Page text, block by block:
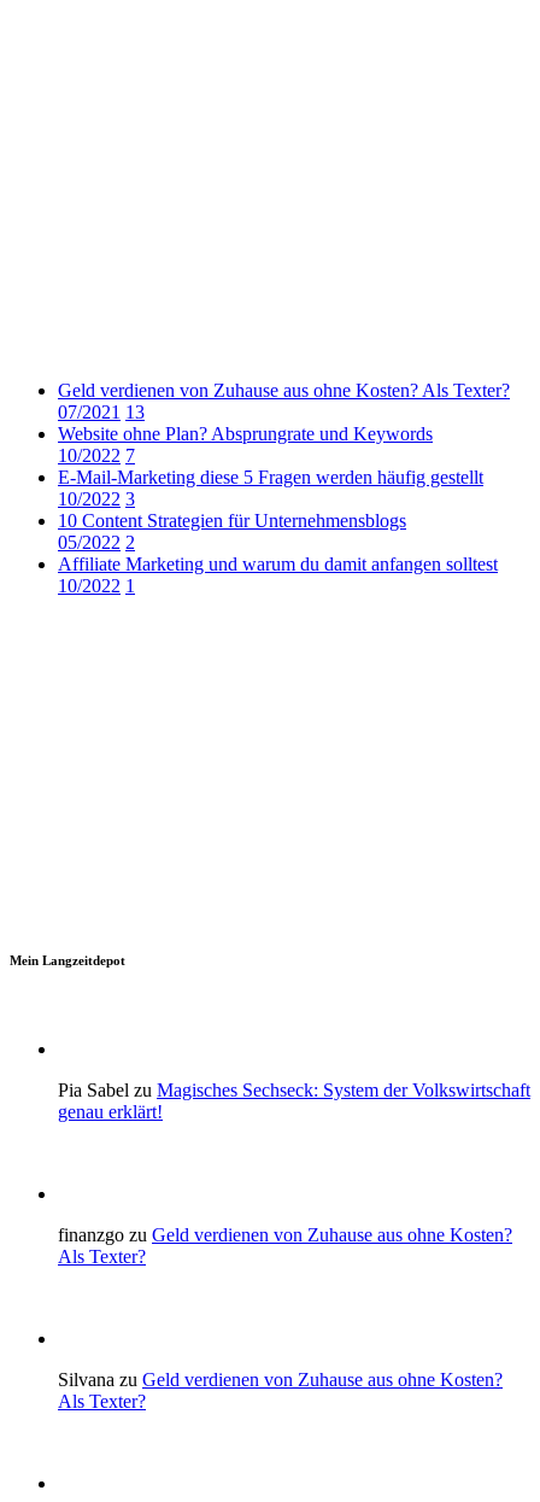
Geld verdienen von Zuhause aus ohne Kosten? Als Texter?
07/2021 13
Website ohne Plan? Absprungrate und Keywords
10/2022 7
E-Mail-Marketing diese 5 Fragen werden häufig gestellt
10/2022 3
10 Content Strategien für Unternehmensblogs
05/2022 2
Affiliate Marketing und warum du damit anfangen solltest
10/2022 1
Mein Langzeitdepot
Pia Sabel zu Magisches Sechseck: System der Volkswirtschaft
genau erklärt!
finanzgo zu Geld verdienen von Zuhause aus ohne Kosten?
Als Texter?
Silvana zu Geld verdienen von Zuhause aus ohne Kosten?
Als Texter?